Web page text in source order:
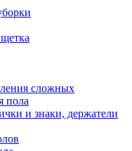
сложных
пола
и знаки, держатели